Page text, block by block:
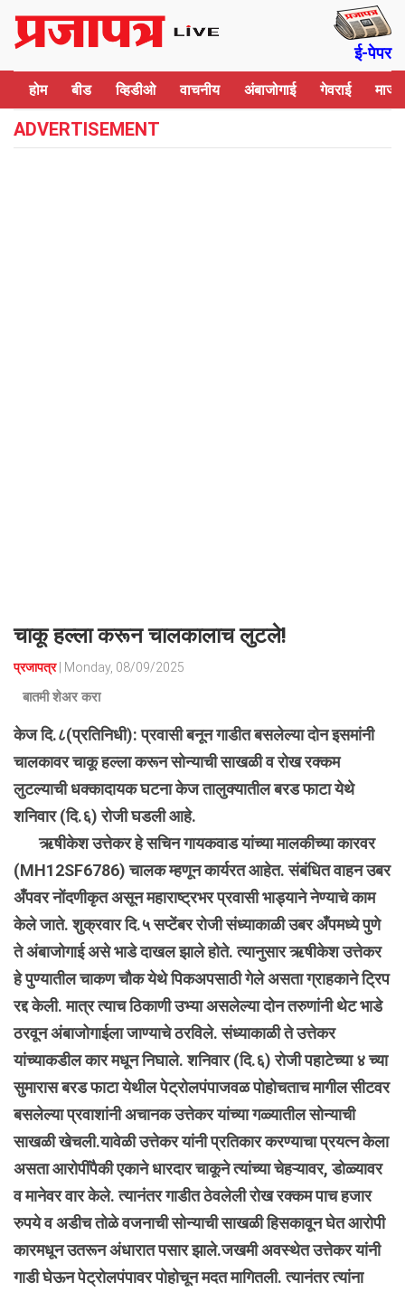
ई-पेपर
होम बीड व्हिडीओ वाचनीय अंबाजोगाई गेवराई
ADVERTISEMENT
चाकू हल्ला करून चालकालाच लुटले!
प्रजापत्र| Monday, 08/09/2025
बातमी शेअर करा
केज दि.८(प्रतिनिधी): प्रवासी बनून गाडीत बसलेल्या दोन इसमांनी
चालकावर चाकू हल्ला करून सोन्याची साखळी व रोख रक्कम
लुटल्याची धक्कादायक घटना केज तालुक्यातील बरड फाटा येथे
शनिवार (दि.६) रोजी घडली आहे.
ऋषीकेश उत्तेकर हे सचिन गायकवाड यांच्या मालकीच्या कारवर
(MH12SF6786) चालक म्हणून कार्यरत आहेत. संबंधित वाहन उबर
अँपवर नोंदणीकृत असून महाराष्ट्रभर प्रवासी भाड्याने नेण्याचे काम
केले जाते. शुक्रवार दि.५ सप्टेंबर रोजी संध्याकाळी उबर अँपमध्ये पुणे
ते अंबाजोगाई असे भाडे दाखल झाले होते. त्यानुसार ऋषीकेश उत्तेकर
हे पुण्यातील चाकण चौक येथे पिकअपसाठी गेले असता ग्राहकाने ट्रिप
रद्द केली. मात्र त्याच ठिकाणी उभ्या असलेल्या दोन तरुणांनी थेट भाडे
ठरवून अंबाजोगाईला जाण्याचे ठरविले. संध्याकाळी ते उत्तेकर
यांच्याकडील कार मधून निघाले. शनिवार (दि.६) रोजी पहाटेच्या ४ च्या
सुमारास बरड फाटा येथील पेट्रोलपंपाजवळ पोहोचताच मागील सीटवर
बसलेल्या प्रवाशांनी अचानक उत्तेकर यांच्या गळ्यातील सोन्याची
साखळी खेचली.यावेळी उत्तेकर यांनी प्रतिकार करण्याचा प्रयत्न केला
असता आरोपींपैकी एकाने धारदार चाकूने त्यांच्या चेहऱ्यावर, डोळ्यावर
व मानेवर वार केले. त्यानंतर गाडीत ठेवलेली रोख रक्कम पाच हजार
रुपये व अडीच तोळे वजनाची सोन्याची साखळी हिसकावून घेत आरोपी
कारमधून उतरून अंधारात पसार झाले.जखमी अवस्थेत उत्तेकर यांनी
गाडी घेऊन पेट्रोलपंपावर पोहोचून मदत मागितली. त्यानंतर त्यांना